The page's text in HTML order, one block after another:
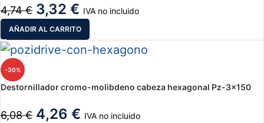
4,74€ 3,32 € IVA no incluido
AÑADIR AL CARRITO
-30%
Destornillador cromo-molibdeno cabeza hexagonal Pz-3×150
6,08€ 4,26 € IVA no incluido